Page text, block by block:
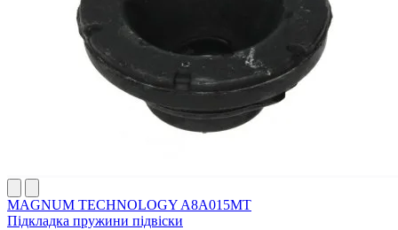
MAGNUM TECHNOLOGY A8A015MT
Підкладка пружини підвіски